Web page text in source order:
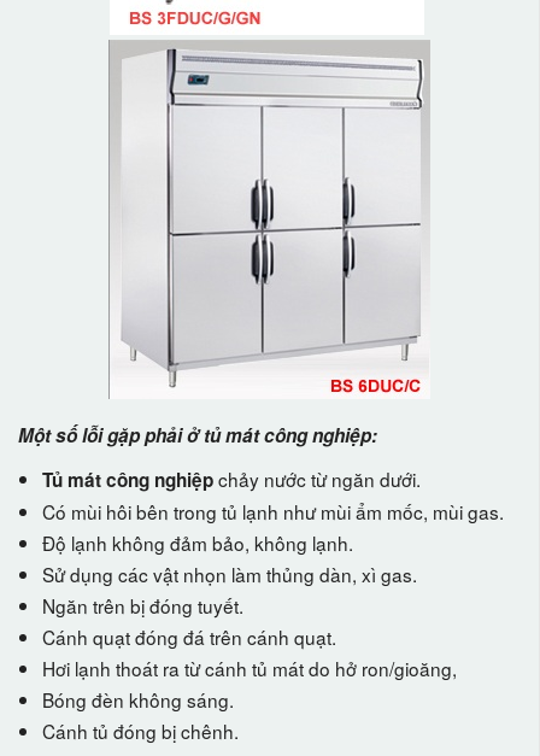
Một số lỗi gặp phải ở tủ mát công nghiệp:
Tủ mát công nghiệpchảy nước từ ngăn dưới.
Có mùi hôi bên trong tủ lạnh như mùi ẩm mốc, mùi gas.
Độ lạnh không đảm bảo, không lạnh.
Sử dụng các vật nhọn làm thủng dàn, xì gas.
Ngăn trên bị đóng tuyết.
Cánh quạt đóng đá trên cánh quạt.
Hơi lạnh thoát ra từ cánh tủ mát do hở ron/gioăng,
Bóng đèn không sáng.
Cánh tủ đóng bị chênh.